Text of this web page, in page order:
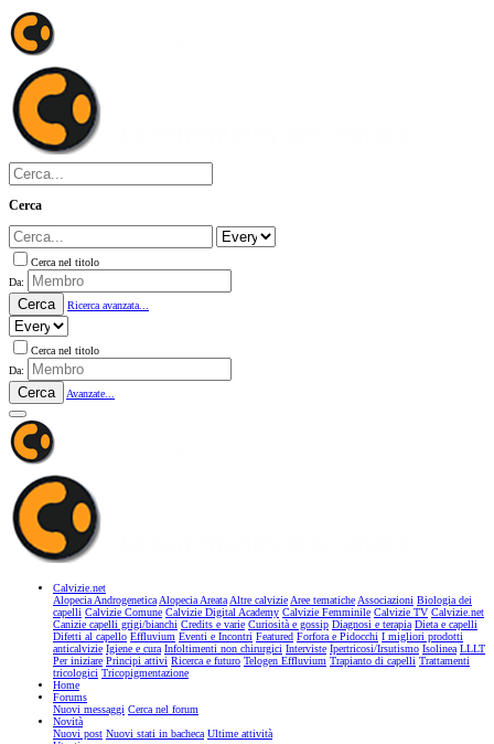
Cerca
Cerca nel titolo
Da:
Cerca Ricerca avanzata...
Cerca nel titolo
Da:
Cerca Avanzate...
Calvizie.net
Alopecia AndrogeneticaAlopecia AreataAltre calvizieAree tematicheAssociazioni Biologia dei
capelli Calvizie Comune Calvizie Digital Academy Calvizie Femminile Calvizie TV Calvizie.net
Canizie capelli grigi/bianchi Credits e varie Curiosità e gossip Diagnosi e terapia Dieta e capelli
Difetti al capello Effluvium Eventi e Incontri Featured Forfora e Pidocchi I migliori prodotti
anticalvizie Igiene e cura Infoltimenti non chirurgici Interviste Ipertricosi/Irsutismo Isolinea LLLT
Per iniziare Principi attivi Ricerca e futuro Telogen Effluvium Trapianto di capelli Trattamenti
tricologici Tricopigmentazione
Home
Forums
Nuovi messaggi Cerca nel forum
Novità
Nuovi post Nuovi stati in bacheca Ultime attività